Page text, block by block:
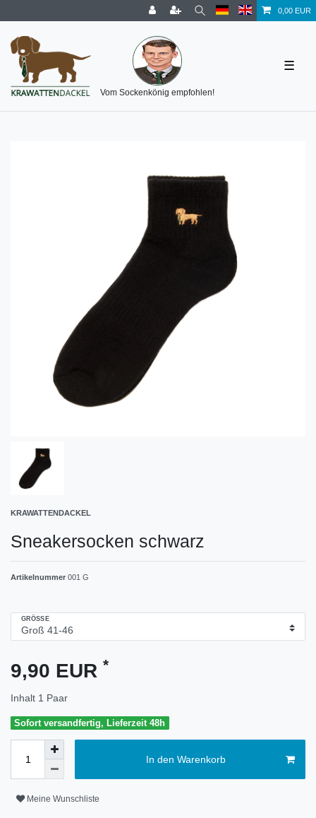
0,00 EUR
Vom Sockenkönig empfohlen!
☰
KRAWATTENDACKEL
Sneakersocken schwarz
Artikelnummer 001 G
GRÖSSE
9,90 EUR *
Inhalt 1 Paar
Sofort versandfertig, Lieferzeit 48h
In den Warenkorb
Meine Wunschliste